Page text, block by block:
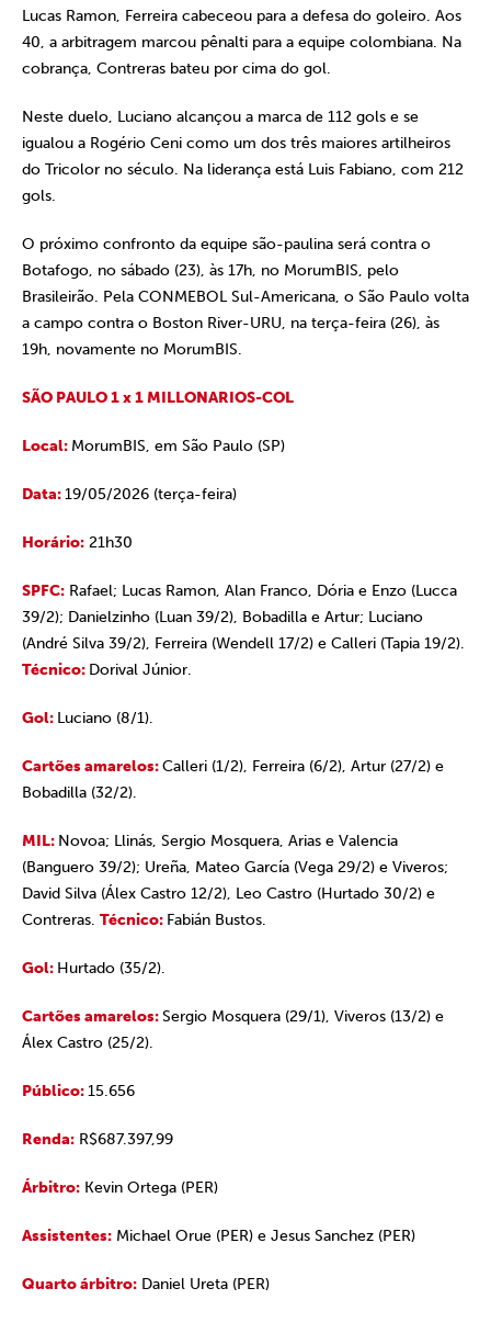
Lucas Ramon, Ferreira cabeceou para a defesa do goleiro. Aos
40, a arbitragem marcou pênalti para a equipe colombiana. Na
cobrança, Contreras bateu por cima do gol.
Neste duelo, Luciano alcançou a marca de 112 gols e se
igualou a Rogério Ceni como um dos três maiores artilheiros
do Tricolor no século. Na liderança está Luis Fabiano, com 212
gols.
O próximo confronto da equipe são-paulina será contra o
Botafogo, no sábado (23), às 17h, no MorumBIS, pelo
Brasileirão. Pela CONMEBOL Sul-Americana, o São Paulo volta
a campo contra o Boston River-URU, na terça-feira (26), às
19h, novamente no MorumBIS.
SÃO PAULO 1 x 1 MILLONARIOS-COL
Local: MorumBIS, em São Paulo (SP)
Data:19/05/2026 (terça-feira)
Horário: 21h30
SPFC: Rafael; Lucas Ramon, Alan Franco, Dória e Enzo (Lucca
39/2); Danielzinho (Luan 39/2), Bobadilla e Artur; Luciano
(André Silva 39/2), Ferreira (Wendell 17/2) e Calleri (Tapia 19/2).
Técnico: Dorival Júnior.
Gol: Luciano (8/1).
Cartões amarelos:Calleri (1/2), Ferreira (6/2), Artur (27/2) e
Bobadilla (32/2).
MIL: Novoa; Llinás, Sergio Mosquera, Arias e Valencia
(Banguero 39/2); Ureña, Mateo García (Vega 29/2) e Viveros;
David Silva (Álex Castro 12/2), Leo Castro (Hurtado 30/2) e
Contreras. Técnico: Fabián Bustos.
Gol: Hurtado (35/2).
Cartões amarelos:Sergio Mosquera (29/1), Viveros (13/2) e
Álex Castro (25/2).
Público:15.656
Renda: R$687.397,99
Árbitro: Kevin Ortega (PER)
Assistentes: Michael Orue (PER) e Jesus Sanchez (PER)
Quarto árbitro: Daniel Ureta (PER)